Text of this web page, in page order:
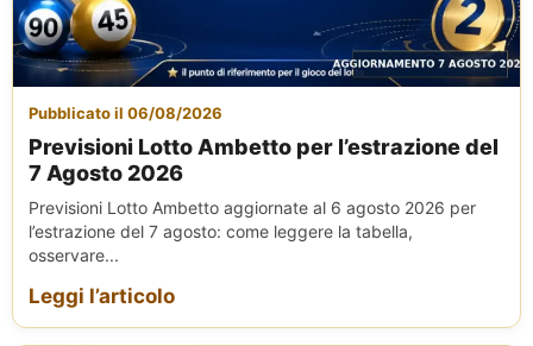
Pubblicato il 06/08/2026
Previsioni Lotto Ambetto per l’estrazione del
7 Agosto 2026
Previsioni Lotto Ambetto aggiornate al 6 agosto 2026 per
l’estrazione del 7 agosto: come leggere la tabella,
osservare...
Leggi l’articolo